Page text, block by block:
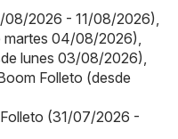
2026 - 11/08/2026)
martes 04/08/2026)
lunes 03/08/2026)
Folleto (desde
(31/07/2026 -